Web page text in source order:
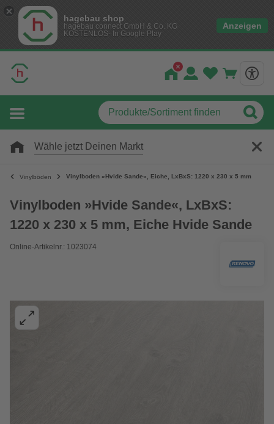
hagebau shop
hagebau connect GmbH & Co. KG
KOSTENLOS- In Google Play
Anzeigen
Wähle jetzt Deinen Markt
Vinylböden Vinylboden »Hvide Sande«, Eiche, LxBxS: 1220 x 230 x 5 mm
Vinylboden »Hvide Sande«, LxBxS:
1220 x 230 x 5 mm, Eiche Hvide Sande
Online-Artikelnr.: 1023074